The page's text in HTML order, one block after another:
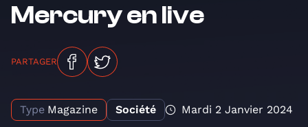
Mercury en live
PARTAGER
Type Magazine Société Mardi 2 Janvier 2024